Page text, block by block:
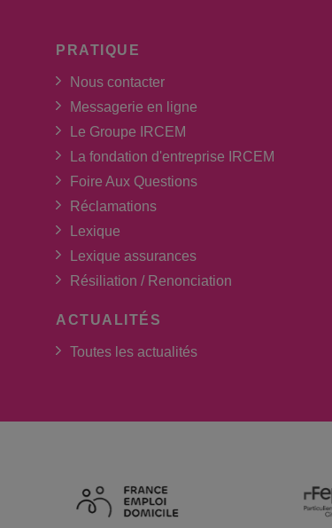
PRATIQUE
Nous contacter
Messagerie en ligne
Le Groupe IRCEM
La fondation d'entreprise IRCEM
Foire Aux Questions
Réclamations
Lexique
Lexique assurances
Résiliation / Renonciation
ACTUALITÉS
Toutes les actualités